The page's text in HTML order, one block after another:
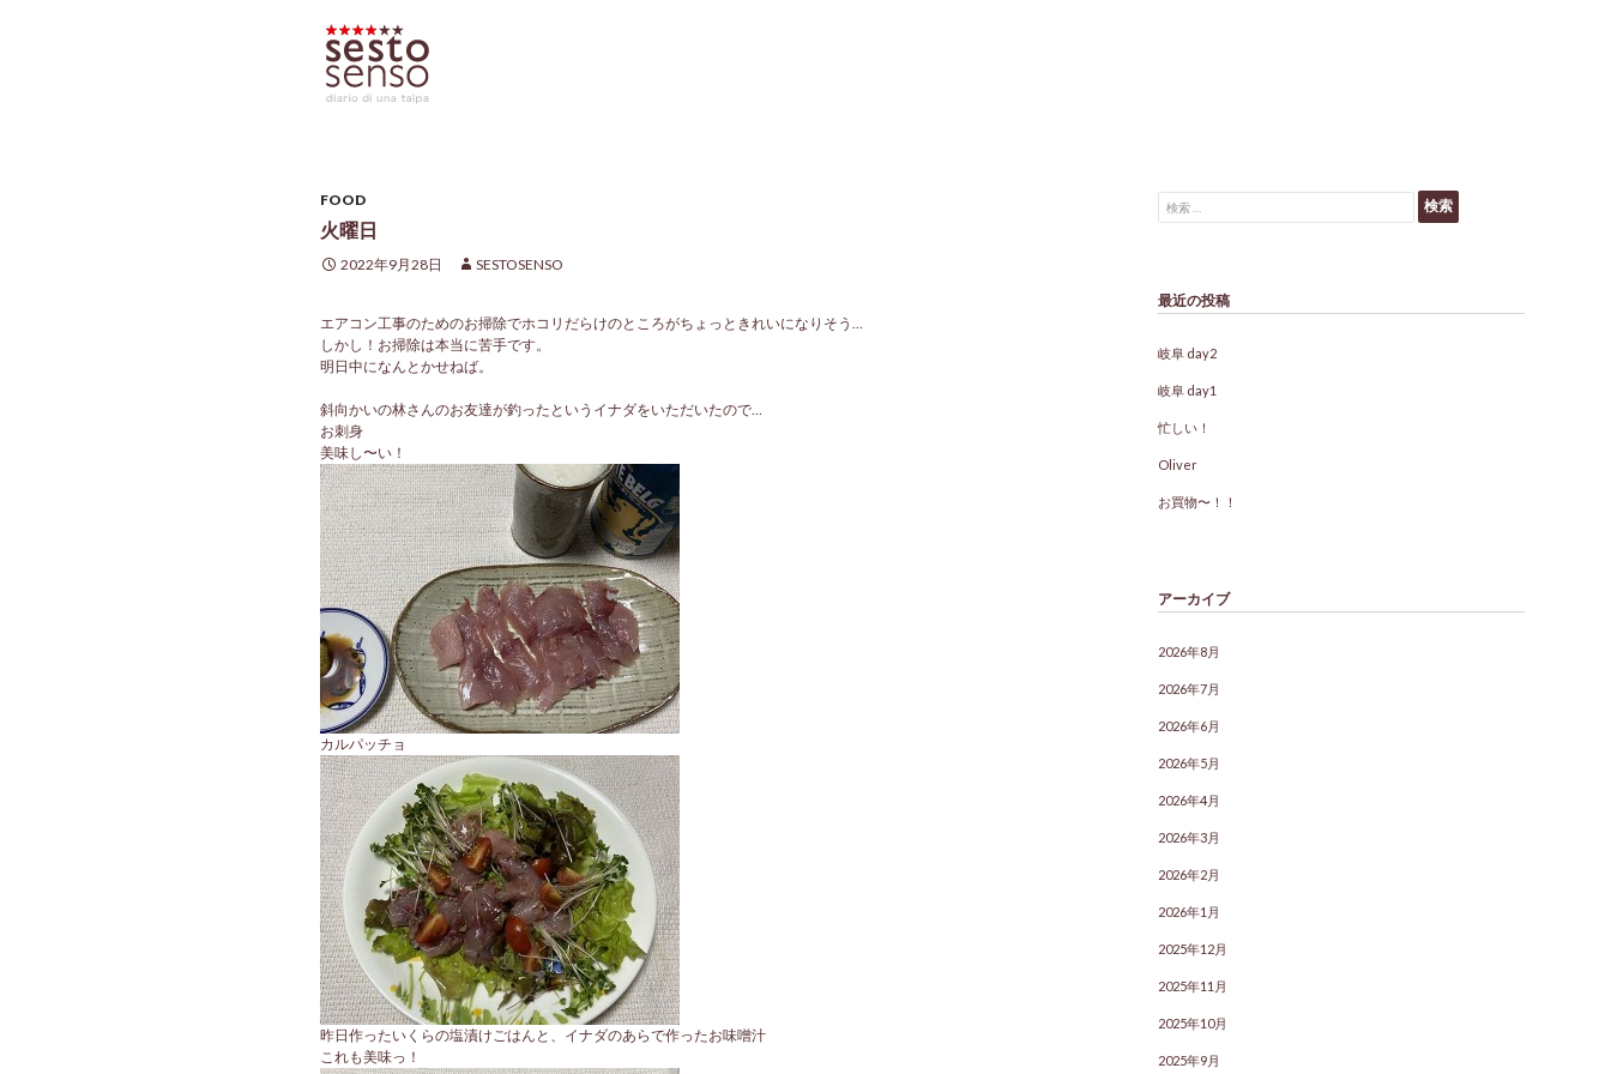
FOOD
火曜日
2022年9月28日 SESTOSENSO
エアコン工事のためのお掃除でホコリだらけのところがちょっときれいになりそう…
しかし！お掃除は本当に苦手です。
明日中になんとかせねば。
斜向かいの林さんのお友達が釣ったというイナダをいただいたので…
お刺身
美味し〜い！
カルパッチョ
昨日作ったいくらの塩漬けごはんと、イナダのあらで作ったお味噌汁
これも美味っ！
検索:
最近の投稿
岐阜 day2
岐阜 day1
忙しい！
Oliver
お買物〜！！
アーカイブ
2026年8月
2026年7月
2026年6月
2026年5月
2026年4月
2026年3月
2026年2月
2026年1月
2025年12月
2025年11月
2025年10月
2025年9月